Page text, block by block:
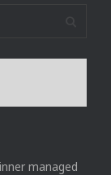
managed